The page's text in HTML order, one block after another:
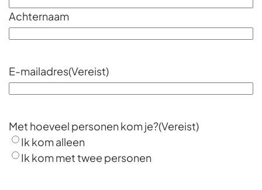
Achternaam
E-mailadres(Vereist)
Met hoeveel personen kom je?(Vereist)
Ik kom alleen
Ik kom met twee personen